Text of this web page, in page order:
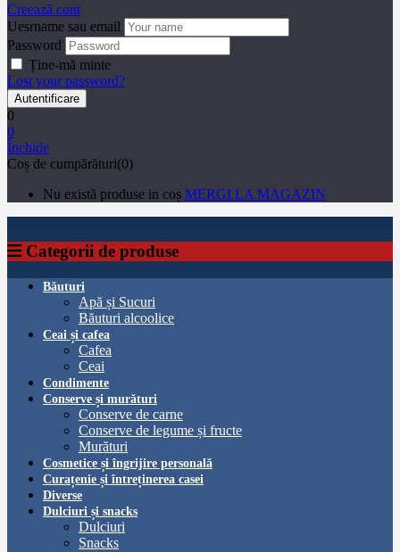
Creează cont
Uesrname sau email
Password
Ține-mă minte
Lost your password?
0
0
Închide
Coș de cumpărături(0)
Nu există produse in coș MERGI LA MAGAZIN
Categorii de produse
Băuturi
Apă și Sucuri
Băuturi alcoolice
Ceai și cafea
Cafea
Ceai
Condimente
Conserve și murături
Conserve de carne
Conserve de legume și fructe
Murături
Cosmetice și îngrijire personală
Curațenie și întreținerea casei
Diverse
Dulciuri și snacks
Dulciuri
Snacks